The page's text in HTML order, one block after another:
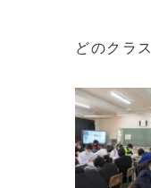
どのクラ